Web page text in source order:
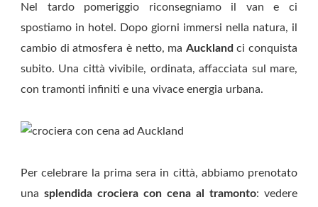
Nel tardo pomeriggio riconsegniamo il van e ci
spostiamo in hotel. Dopo giorni immersi nella natura, il
cambio di atmosfera è netto, ma Auckland ci conquista
subito. Una città vivibile, ordinata, affacciata sul mare,
con tramonti infiniti e una vivace energia urbana.
Per celebrare la prima sera in città, abbiamo prenotato
una splendida crociera con cena al tramonto: vedere